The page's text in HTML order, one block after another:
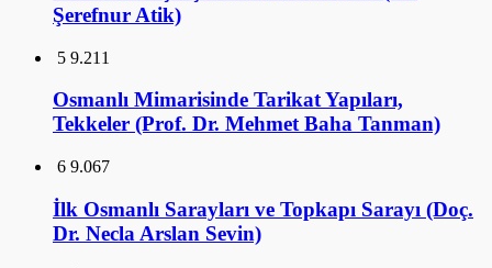
Şerefnur Atik)
5 9.211
Osmanlı Mimarisinde Tarikat Yapıları,
Tekkeler (Prof. Dr. Mehmet Baha Tanman)
6 9.067
İlk Osmanlı Sarayları ve Topkapı Sarayı (Doç.
Dr. Necla Arslan Sevin)